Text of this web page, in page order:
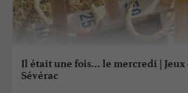
Il était une fois… le mercredi | Jeux
Sévérac